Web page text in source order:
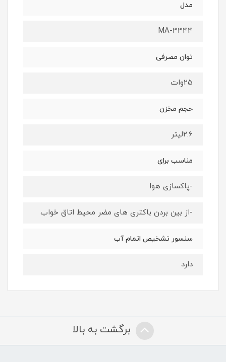
مدل
MA-3344
توان مصرفی
25وات
حجم مخزن
2.6لیتر
مناسب برای
-پاکسازی هوا
-از بین بردن باکتری های مضر محیط اتاق خواب
سنسور تشخیص اتمام آب
دارد
برگشت به بالا